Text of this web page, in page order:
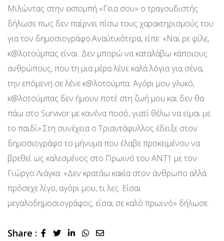
Μιλώντας στην εκπομπή «Γεια σου» ο τραγουδιστής
δήλωσε πως δεν παίρνει πίσω τους χαρακτηρισμούς του
για τον δημοσιογράφο.Αναύτικότερα, είπε: «Ναι ρε φίλε,
κ@λοτούμπας είναι. Δεν μπορώ να καταλάβω κάποιους
ανθρώπους, που τη μια μέρα λένε καλά λόγια για σένα,
την επόμενη σε λένε κ@λοτούμπα. Αγόρι μου γλυκό,
κ@λοτούμπας δεν ήμουν ποτέ στη ζωή μου και δεν θα
πάω στο Survivor με κανένα ποσό, γιατί θέλω να είμαι με
το παιδί».Στη συνέχεια ο Τριαντάφυλλος έδειξε στον
δημοσιογράφο το μήνυμα που έλαβε προκειμένου να
βρεθεί ως καλεσμένος στο Πρωινό του ANT1 με τον
Γιώργο Λιάγκα. «Δεν κρατάω κακία στον άνθρωπο αλλά
πρόσεχε λίγο, αγόρι μου, τι λες. Είσαι
μεγαλοδημοσιογράφος, είσαι σε καλό πρωινό» δήλωσε.
Share : LinkedInWhatsapp
Share